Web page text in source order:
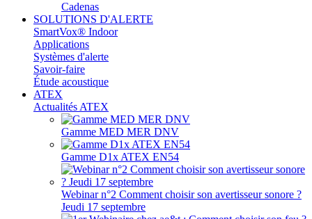
Cadenas
SOLUTIONS D'ALERTE
SmartVox® Indoor
Applications
Systèmes d'alerte
Savoir-faire
Étude acoustique
ATEX
Actualités ATEX
Gamme MED MER DNV
Gamme D1x ATEX EN54
Webinar n°2 Comment choisir son avertisseur sonore ?
Jeudi 17 septembre